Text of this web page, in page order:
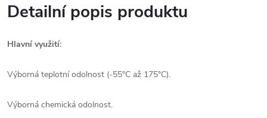
Detailní popis produktu
Hlavní využití:
Výborná teplotní odolnost (-55°C až 175°C).
Výborná chemická odolnost.